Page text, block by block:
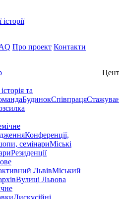
Про проект Контакти
та
БудинокСпівпраця
Конференції,
семінариМіські
Резиденції
ЛьвівМіський
Вулиці Львова
Дискусійні